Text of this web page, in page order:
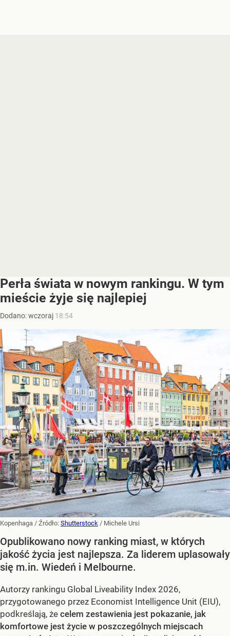
Perła świata w nowym rankingu. W tym
mieście żyje się najlepiej
Dodano:wczoraj 18:54
Kopenhaga / Źródło: Shutterstock / Michele Ursi
Opublikowano nowy ranking miast, w których
jakość życia jest najlepsza. Za liderem uplasowały
się m.in. Wiedeń i Melbourne.
Autorzy rankingu Global Liveability Index 2026,
przygotowanego przez Economist Intelligence Unit (EIU),
podkreślają, że celem zestawienia jest pokazanie, jak
komfortowe jest życie w poszczególnych miejscach